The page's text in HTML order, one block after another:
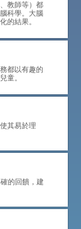
教師等）都
科學。大腦
的結果。
都以有趣的
童。
其易於理
的回饋，建